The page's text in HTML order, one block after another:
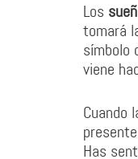
Los
tomará
símbolo
viene
Cuando
Has